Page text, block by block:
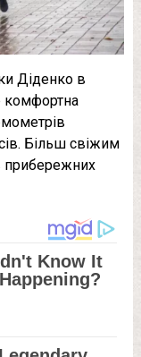
Діденко в
комфортна
Більш свіжим
прибережних